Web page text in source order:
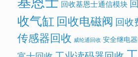
回收基恩士通信模块
收气缸 回收电磁阀 回收
传感器回收 威纶通回收 安全继电